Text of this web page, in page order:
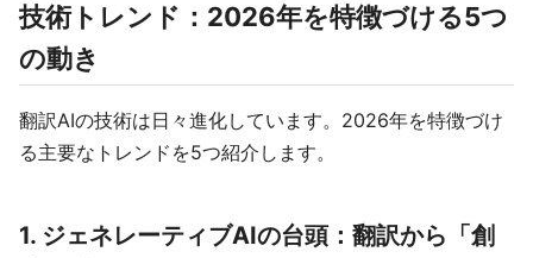
技術トレンド：2026年を特徴づける5つ
の動き
翻訳AIの技術は日々進化しています。2026年を特徴づけ
る主要なトレンドを5つ紹介します。
1. ジェネレーティブAIの台頭：翻訳から「創